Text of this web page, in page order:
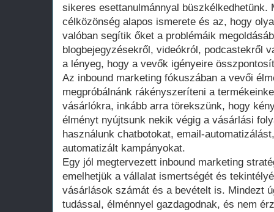
sikeres esettanulmánnyal büszkélkedhetünk.
célközönség alapos ismerete és az, hogy
valóban segítik őket a problémáik
blogbejegyzésekről, videókról, podcastekről
a lényeg, hogy a vevők igényeire
Az inbound marketing fókuszában a vevői
megpróbálnánk rákényszeríteni a
vásárlókra, inkább arra törekszünk, hogy
élményt nyújtsunk nekik végig a vásárlási
használunk chatbotokat, email-
automatizált kampányokat.
Egy jól megtervezett inbound marketing
emelhetjük a vállalat ismertségét és
vásárlások számát és a bevételt is. Mindezt
tudással, élménnyel gazdagodnak, és nem